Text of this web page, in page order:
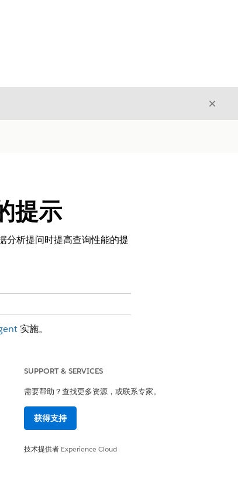
关闭
提示
分析提问时提高查询性能的提
实施。
机会联接到客户，请确保联接密
时重新计算。
描的数据。
，而无需扫描完整数据集。
SUPPORT & SERVICES
需要帮助？查找更多资源，或联系专家。
获得支持
技术提供者 Experience Cloud